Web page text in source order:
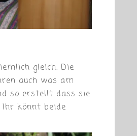
gleich. Die
auch was am
so erstellt dass sie
könnt beide